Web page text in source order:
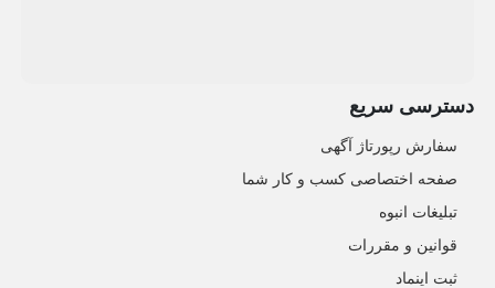
دسترسی سریع
سفارش رپورتاژ آگهی
صفحه اختصاصی کسب و کار شما
تبلیغات انبوه
قوانین و مقررات
ثبت اینماد